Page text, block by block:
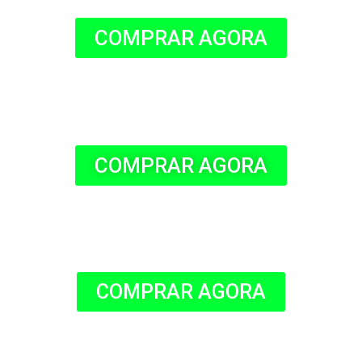
COMPRAR AGORA
COMPRAR AGORA
COMPRAR AGORA